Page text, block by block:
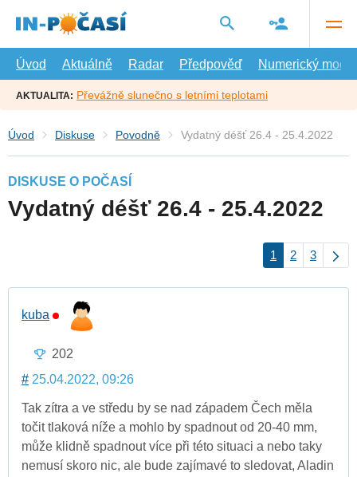
hlavní
Úvod
Aktuálně Radar Předpověď Numerický model
AKTUALITA: Převážně slunečno s letními teplotami
Úvod Diskuse Povodně Vydatný déšť 26.4 - 25.4.2022
DISKUSE O POČASÍ
Vydatný déšť 26.4 - 25.4.2022
1 2 3
kuba
202
# 25.04.2022, 09:26
Tak zítra a ve středu by se nad západem Čech měla
točit tlaková níže a mohlo by spadnout od 20-40 mm,
může klidně spadnout více při této situaci a nebo taky
nemusí skoro nic, ale bude zajímavé to sledovat, Aladin